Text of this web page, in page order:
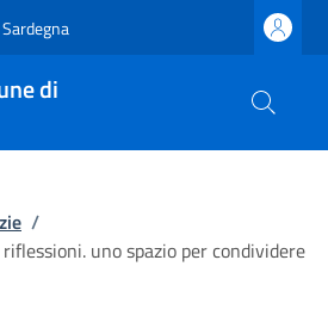
di
/
uno spazio per condividere